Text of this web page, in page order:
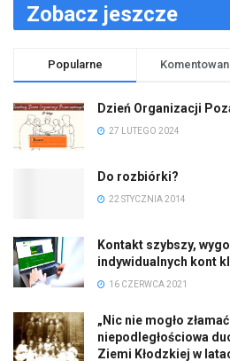
Zobacz jeszcze
Popularne
Dzień Organizacji
27 LUTEGO 2024
Do rozbiórki?
22 STYCZNIA 2014
Kontakt szybszy,
indywidualnych kont
16 CZERWCA 2021
„Nic nie mogło
niepodległościowa
Ziemi Kłodzkiej w